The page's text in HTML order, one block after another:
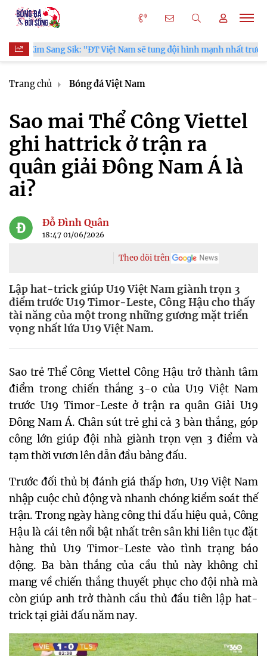
Sik: "ĐT Việt Nam sẽ tung đội hình mạnh nhất trước Campuchia"
Trang chủ Bóng đá Việt Nam
Sao mai Thể Công Viettel
ghi hattrick ở trận ra
quân giải Đông Nam Á là
ai?
Đỗ Đình Quân
18:47 01/06/2026
Theo dõi trên
Lập hat-trick giúp U19 Việt Nam giành trọn 3
điểm trước U19 Timor-Leste, Công Hậu cho thấy
tài năng của một trong những gương mặt triển
vọng nhất lứa U19 Việt Nam.
Sao trẻ Thể Công Viettel Công Hậu trở thành tâm
điểm trong chiến thắng 3-0 của U19 Việt Nam
trước U19 Timor-Leste ở trận ra quân Giải U19
Đông Nam Á. Chân sút trẻ ghi cả 3 bàn thắng, góp
công lớn giúp đội nhà giành trọn vẹn 3 điểm và
tạm thời vươn lên dẫn đầu bảng đấu.
Trước đối thủ bị đánh giá thấp hơn, U19 Việt Nam
nhập cuộc chủ động và nhanh chóng kiểm soát thế
trận. Trong ngày hàng công thi đấu hiệu quả, Công
Hậu là cái tên nổi bật nhất trên sân khi liên tục đặt
hàng thủ U19 Timor-Leste vào tình trạng báo
động. Ba bàn thắng của cầu thủ này không chỉ
mang về chiến thắng thuyết phục cho đội nhà mà
còn giúp anh trở thành cầu thủ đầu tiên lập hat-
trick tại giải đấu năm nay.